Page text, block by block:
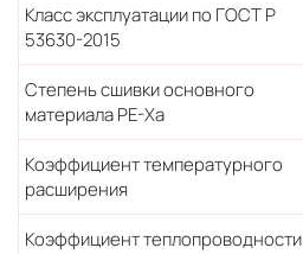
Класс эксплуатации по ГОСТ Р
53630-2015
Степень сшивки основного
материала PE-Xa
Коэффициент температурного
расширения
Коэффициент теплопроводности